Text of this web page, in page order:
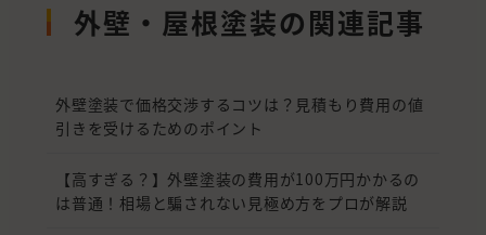
外壁・屋根塗装の関連記事
外壁塗装で価格交渉するコツは？見積もり費用の値
引きを受けるためのポイント
【高すぎる？】外壁塗装の費用が100万円かかるの
は普通！相場と騙されない見極め方をプロが解説